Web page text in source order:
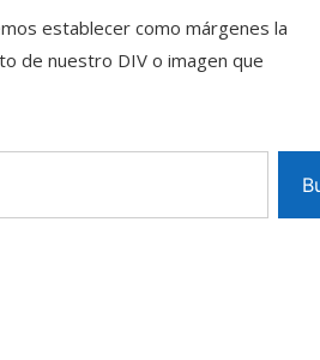
establecer como márgenes la
de nuestro DIV o imagen que